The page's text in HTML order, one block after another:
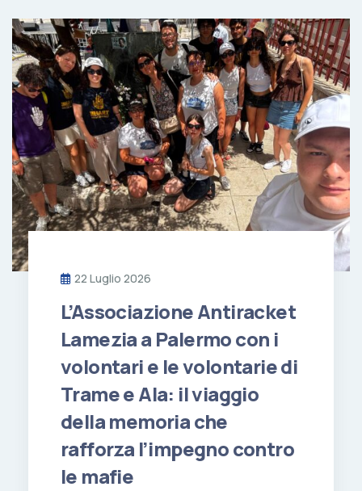
22 Luglio 2026
L’Associazione Antiracket
Lamezia a Palermo con i
volontari e le volontarie di
Trame e Ala: il viaggio
della memoria che
rafforza l’impegno contro
le mafie